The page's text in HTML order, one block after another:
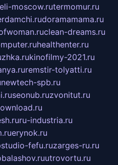
moscow.rutermomur.ru
doramamama.ru
clean-dreams.ru
healthenter.ru
kinofilmy-2021.ru
remstir-tolyatti.ru
newtech-spb.ru
seonub.ruzvonitut.ru
ru-industria.ru
erynok.ru
fefu.ruzarges-ru.ru
utrovortu.ru